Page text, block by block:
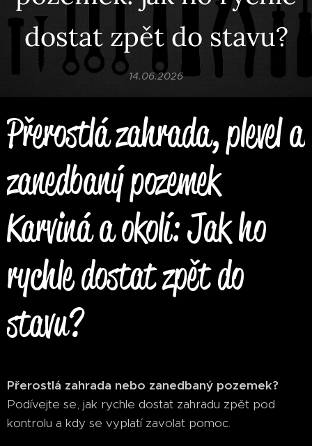
dostat zpět do stavu?
14.06.2026
Přerostlá zahrada, plevel a
zanedbaný pozemek
Karviná a okolí: Jak ho
rychle dostat zpět do
stavu?
Přerostlá zahrada nebo zanedbaný pozemek?
Podívejte se, jak rychle dostat zahradu zpět pod
kontrolu a kdy se vyplatí zavolat pomoc.